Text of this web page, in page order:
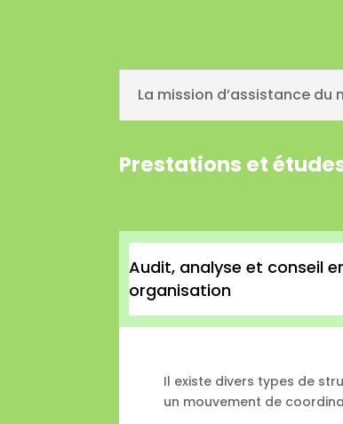
La mission d’assistance
Prestations et
Audit, analyse et conseil
organisation
Il existe divers types de
un mouvement de